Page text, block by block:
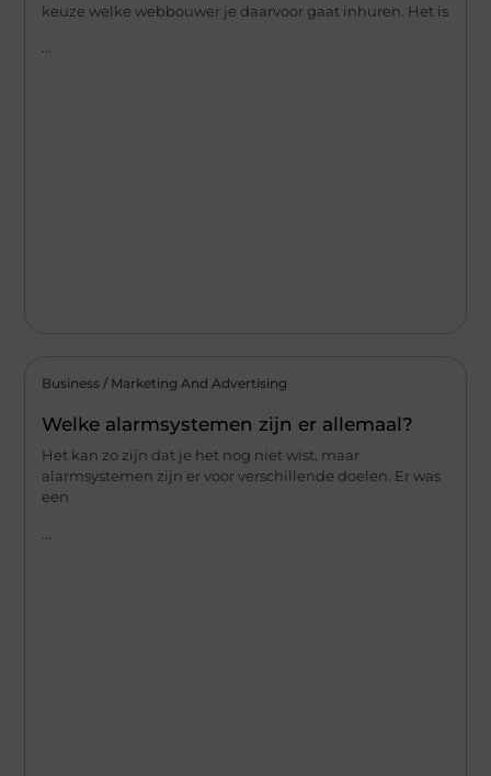
keuze welke webbouwer je daarvoor gaat inhuren. Het is
Business / Marketing And Advertising
Welke alarmsystemen zijn er allemaal?
Het kan zo zijn dat je het nog niet wist, maar
alarmsystemen zijn er voor verschillende doelen. Er was
een